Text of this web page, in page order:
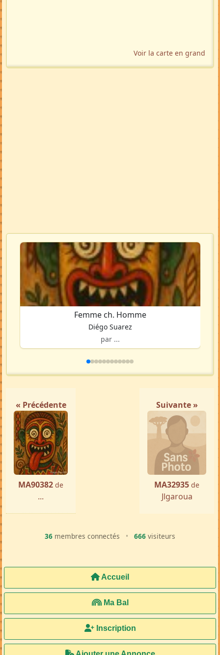
Voir la carte en grand
Femme ch. Homme
Diégo Suarez
par ...
« Précédente
MA90382 de
...
Suivante »
MA32935 de
Jlgaroua
36 membres connectés • 666 visiteurs
Accueil
Ma Bal
Inscription